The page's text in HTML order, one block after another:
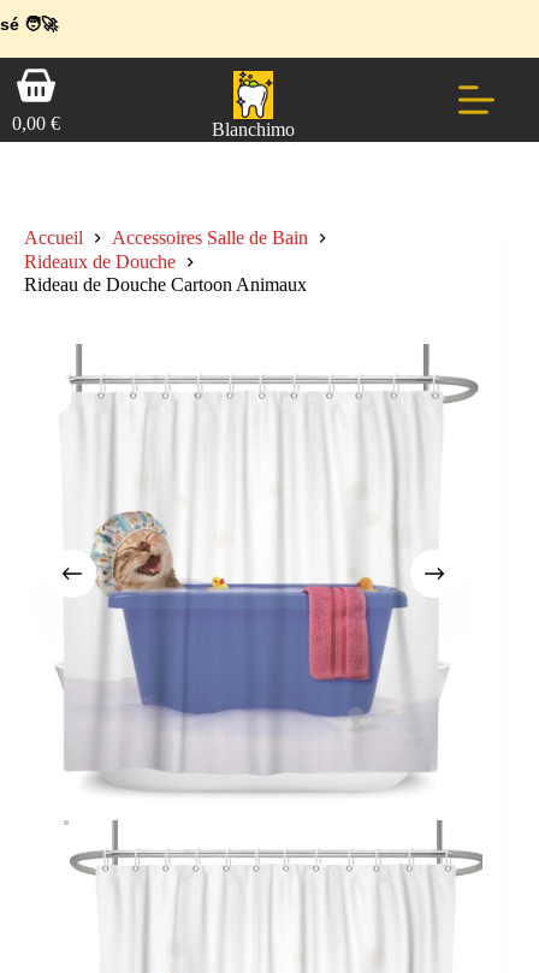
PasserPanier
d’achat
0,00 € Blanchimo
Accueil
Accessoires Salle de Bain
Rideaux de Douche
Rideau de Douche Cartoon Animaux